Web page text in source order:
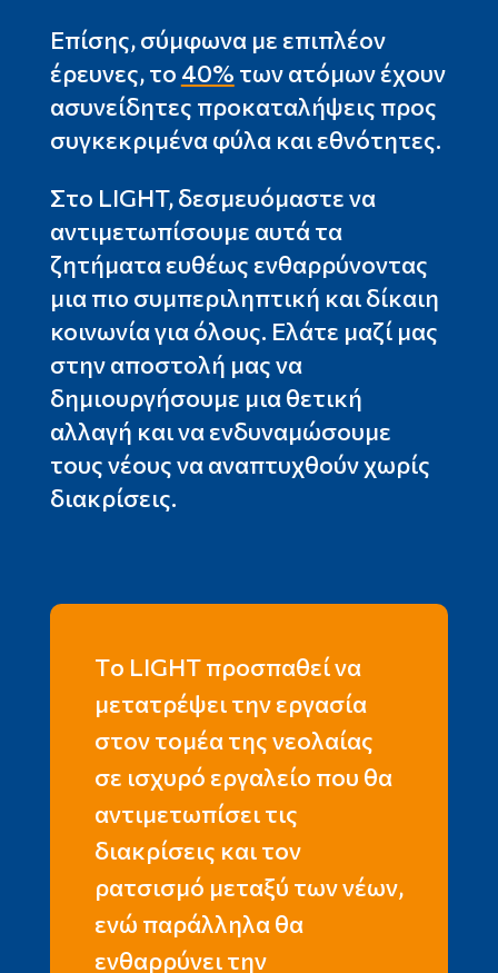
Επίσης, σύμφωνα με επιπλέον
έρευνες, το 40% των ατόμων έχουν
ασυνείδητες προκαταλήψεις προς
συγκεκριμένα φύλα και εθνότητες.
Στο LIGHT, δεσμευόμαστε να
αντιμετωπίσουμε αυτά τα
ζητήματα ευθέως ενθαρρύνοντας
μια πιο συμπεριληπτική και δίκαιη
κοινωνία για όλους. Ελάτε μαζί μας
στην αποστολή μας να
δημιουργήσουμε μια θετική
αλλαγή και να ενδυναμώσουμε
τους νέους να αναπτυχθούν χωρίς
διακρίσεις.
Tο LIGHTπροσπαθεί να
μετατρέψει την εργασία
στον τομέα της νεολαίας
σε ισχυρό εργαλείο που θα
αντιμετωπίσει τις
διακρίσεις και τον
ρατσισμό μεταξύ των νέων,
ενώ παράλληλα θα
ενθαρρύνει την